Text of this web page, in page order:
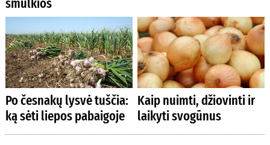
smulkios
Po česnakų lysvė tuščia:
ką sėti liepos pabaigoje
Kaip nuimti, džiovinti ir
laikyti svogūnus